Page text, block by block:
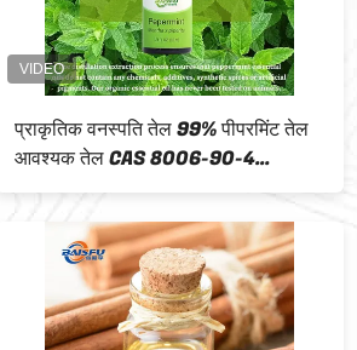
CAS 8007-08-7 प्राकृतिक वनस्पति
आवश्यक तेल 99% अदरक आवश्यक तेल
खाद्य स्वाद और सुगंध के लिए